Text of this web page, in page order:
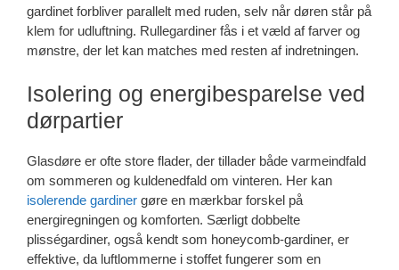
gardinet forbliver parallelt med ruden, selv når døren står på
klem for udluftning. Rullegardiner fås i et væld af farver og
mønstre, der let kan matches med resten af indretningen.
Isolering og energibesparelse ved
dørpartier
Glasdøre er ofte store flader, der tillader både varmeindfald
om sommeren og kuldenedfald om vinteren. Her kan
isolerende gardiner gøre en mærkbar forskel på
energiregningen og komforten. Særligt dobbelte
plisségardiner, også kendt som honeycomb-gardiner, er
effektive, da luftlommerne i stoffet fungerer som en